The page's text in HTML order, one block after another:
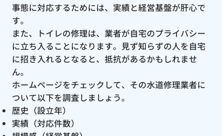
事態に対応するためには、実績と経営基盤が肝心で
す。
また、トイレの修理は、業者が自宅のプライバシー
に立ち入ることになります。見ず知らずの人を自宅
に招き入れるとなると、抵抗があるかもしれませ
ん。
ホームページをチェックして、その水道修理業者に
ついて以下を調査しましょう。
歴史（設立年）
実績（対応件数）